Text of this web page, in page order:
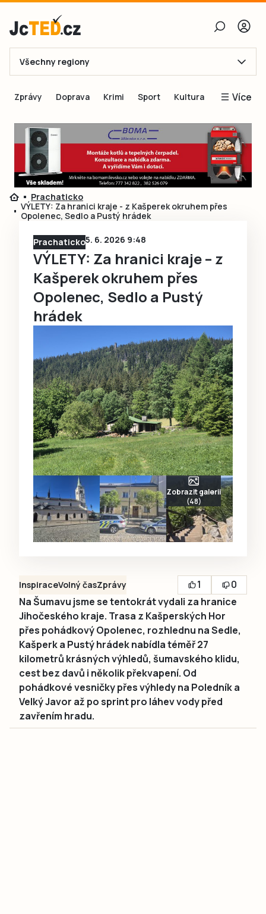
E-mail
Obnovit heslo
Přihlásit se
Přihlásit se přes Facebook
Ještě nemám účet, chci se
Všechny regiony
Zprávy Doprava Krimi Sport Kultura Více
Blogy
Inspirace
Čtenáři píší
Speciální přílohy
Prachaticko
VÝLETY: Za hranici kraje - z Kašperek okruhem přes
Opolenec, Sedlo a Pustý hrádek
Prachaticko5. 6. 2026 9:48
VÝLETY: Za hranici kraje – z
Kašperek okruhem přes
Opolenec, Sedlo a Pustý
hrádek
Zobrazit galerii
(48)
InspiraceVolný časZprávy 1
0
Na Šumavu jsme se tentokrát vydali za hranice
Jihočeského kraje. Trasa z Kašperských Hor
přes pohádkový Opolenec, rozhlednu na Sedle,
Kašperk a Pustý hrádek nabídla téměř 27
kilometrů krásných výhledů, šumavského klidu,
cest bez davů i několik překvapení. Od
pohádkové vesničky přes výhledy na Poledník a
Velký Javor až po sprint pro láhev vody před
zavřením hradu.